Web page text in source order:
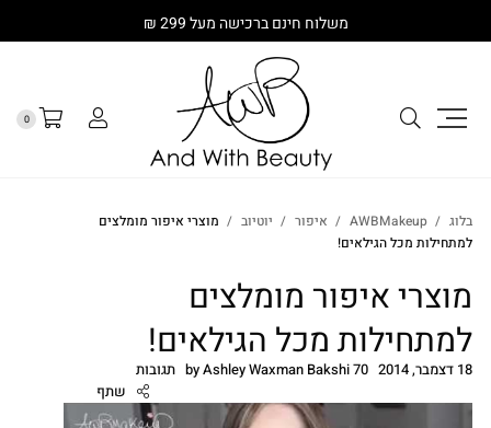
משלוח חינם ברכישה מעל 299 ₪
0
בלוג AWBMakeup איפור יוטיוב
מוצרי איפור מומלצים
למתחילות מכל הגילאים!
מוצרי איפור מומלצים
למתחילות מכל הגילאים!
18 דצמבר, 2014 byAshley Waxman Bakshi70 תגובות
שתף